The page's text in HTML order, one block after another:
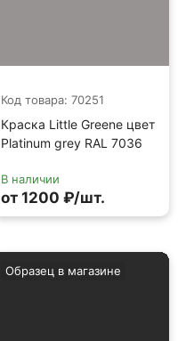
Код товара: 70251
Краска Little Greene цвет
Platinum grey RAL 7036
В наличии
от 1200 ₽/шт.
Образец в магазине